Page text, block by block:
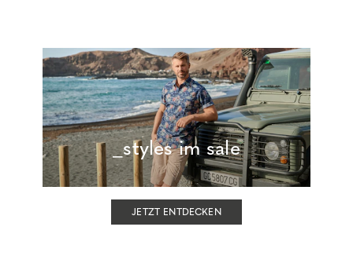
_styles im sale
JETZT ENTDECKEN